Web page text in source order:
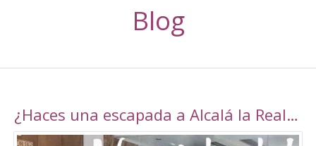
Blog
¿Haces una escapada a Alcalá la Real esta navidad?